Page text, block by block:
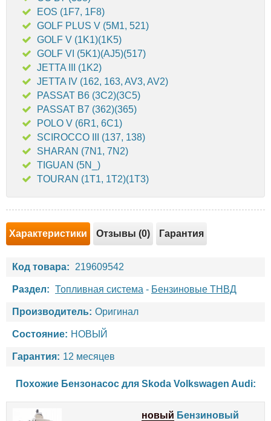
EOS (1F7, 1F8)
GOLF PLUS V (5M1, 521)
GOLF V (1K1)(1K5)
GOLF VI (5K1)(AJ5)(517)
JETTA III (1K2)
JETTA IV (162, 163, AV3, AV2)
PASSAT B6 (3C2)(3C5)
PASSAT B7 (362)(365)
POLO V (6R1, 6C1)
SCIROCCO III (137, 138)
SHARAN (7N1, 7N2)
TIGUAN (5N_)
TOURAN (1T1, 1T2)(1T3)
Характеристики Отзывы (0) Гарантия
Код товара: 219609542
Раздел: Топливная система - Бензиновые ТНВД
Производитель: Оригинал
Состояние: НОВЫЙ
Гарантия: 12 месяцев
Похожие Бензонасос для Skoda Volkswagen Audi:
новый Бензиновый